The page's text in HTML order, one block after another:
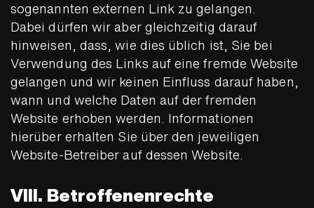
sogenannten externen Link zu gelangen.
Dabei dürfen wir aber gleichzeitig darauf
hinweisen, dass, wie dies üblich ist, Sie bei
Verwendung des Links auf eine fremde Website
gelangen und wir keinen Einfluss darauf haben,
wann und welche Daten auf der fremden
Website erhoben werden. Informationen
hierüber erhalten Sie über den jeweiligen
Website-Betreiber auf dessen Website.
VIII. Betroffenenrechte